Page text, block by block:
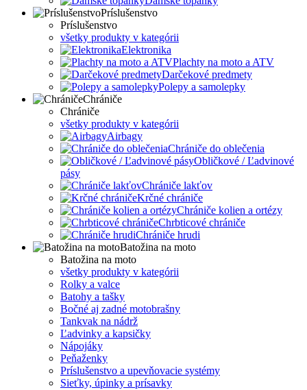
Príslušenstvo
Príslušenstvo
všetky produkty v kategórii
Elektronika
Plachty na moto a ATV
Darčekové predmety
Polepy a samolepky
Chrániče
Chrániče
všetky produkty v kategórii
Airbagy
Chrániče do oblečenia
Obličkové / Ľadvinové
pásy
Chrániče lakťov
Krčné chrániče
Chrániče kolien a ortézy
Chrbticové chrániče
Chrániče hrudi
Batožina na moto
Batožina na moto
všetky produkty v kategórii
Rolky a valce
Batohy a tašky
Bočné aj zadné motobrašny
Tankvak na nádrž
Ľadvinky a kapsičky
Nápojáky
Peňaženky
Príslušenstvo a upevňovacie systémy
Sieťky, úpinky a prísavky